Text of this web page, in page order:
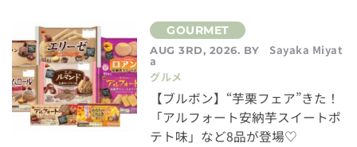
AUG 3RD, 2026. BY Sayaka Miyat
a
グルメ
【ブルボン】“芋栗フェア”きた！
「アルフォート安納芋スイートポ
テト味」など8品が登場♡